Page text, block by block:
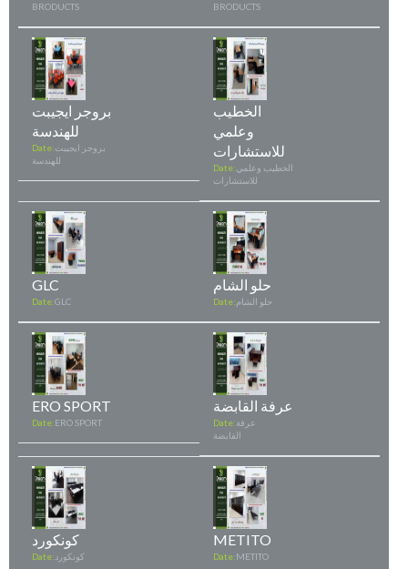
BRODUCTS
BRODUCTS
بروجر ايجيبت
للهندسة
Date:بروجر ايجيبت
للهندسة
الخطيب
وعلمي
للاستشارات
Date:الخطيب وعلمي
للاستشارات
GLC
Date:GLC
حلو الشام
Date: حلو الشام
ERO SPORT
Date:ERO SPORT
عرفة القابضة
Date:عرفة
القابضة
كونكورد
Date: كونكورد
METITO
Date:METITO